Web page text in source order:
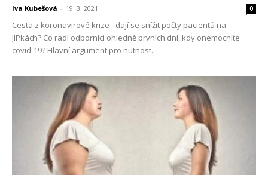
Iva Kubešová - 19. 3. 2021 0
Cesta z koronavirové krize - dají se snížit počty pacientů na
JIPkách? Co radí odborníci ohledně prvních dní, kdy onemocníte
covid-19? Hlavní argument pro nutnost...